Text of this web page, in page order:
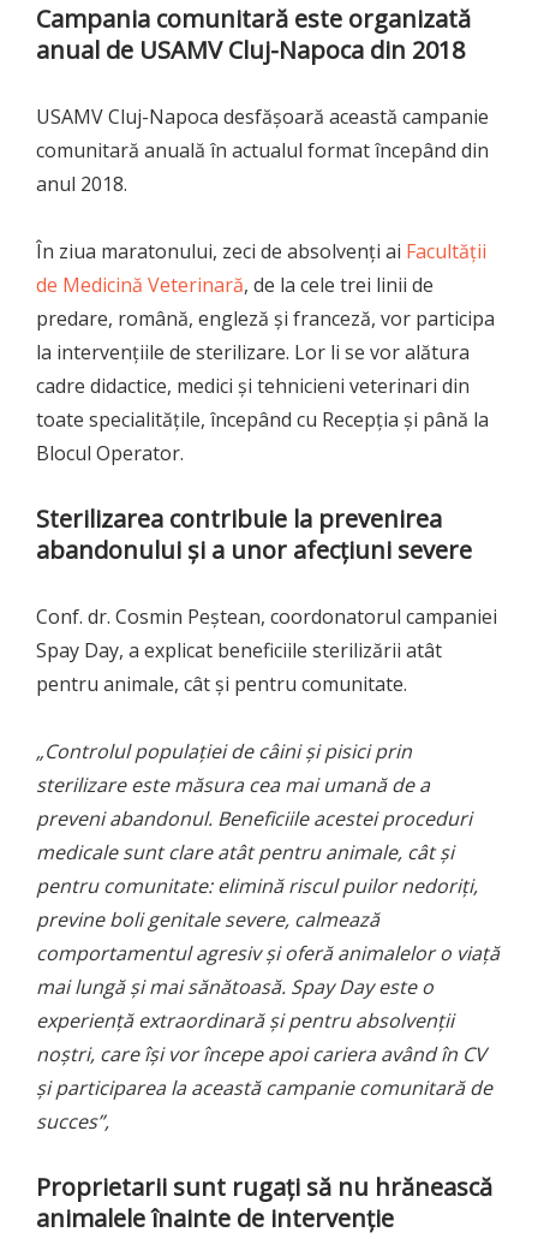
Campania comunitară este organizată
anual de USAMV Cluj-Napoca din 2018
USAMV Cluj-Napoca desfășoară această campanie
comunitară anuală în actualul format începând din
anul 2018.
În ziua maratonului, zeci de absolvenți ai Facultății
de Medicină Veterinară, de la cele trei linii de
predare, română, engleză și franceză, vor participa
la intervențiile de sterilizare. Lor li se vor alătura
cadre didactice, medici și tehnicieni veterinari din
toate specialitățile, începând cu Recepția și până la
Blocul Operator.
Sterilizarea contribuie la prevenirea
abandonului și a unor afecțiuni severe
Conf. dr. Cosmin Peștean, coordonatorul campaniei
Spay Day, a explicat beneficiile sterilizării atât
pentru animale, cât și pentru comunitate.
„Controlul populației de câini și pisici prin
sterilizare este măsura cea mai umană de a
preveni abandonul. Beneficiile acestei proceduri
medicale sunt clare atât pentru animale, cât și
pentru comunitate: elimină riscul puilor nedoriți,
previne boli genitale severe, calmează
comportamentul agresiv și oferă animalelor o viață
mai lungă și mai sănătoasă. Spay Day este o
experiență extraordinară și pentru absolvenții
noștri, care își vor începe apoi cariera având în CV
și participarea la această campanie comunitară de
succes”,
Proprietarii sunt rugați să nu hrănească
animalele înainte de intervenție